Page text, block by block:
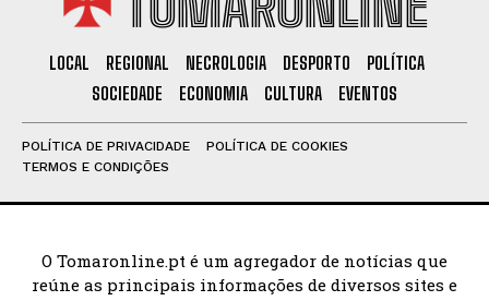
LOCAL REGIONAL NECROLOGIA DESPORTO
POLÍTICA
SOCIEDADE
ECONOMIA CULTURA EVENTOS
POLÍTICA DE PRIVACIDADE
POLÍTICA DE COOKIES
TERMOS E CONDIÇÕES
O Tomaronline.pt é um agregador de notícias que
reúne as principais informações de diversos sites e